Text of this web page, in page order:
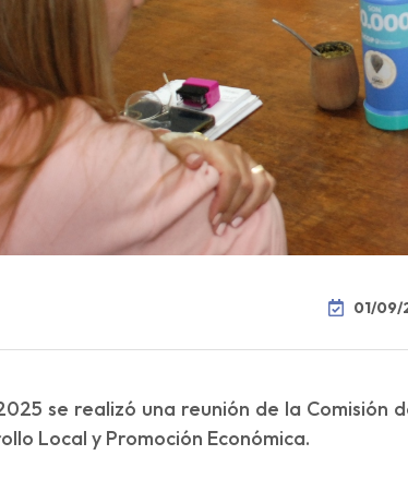
01/09/
se realizó una reunión de la Comisión
Local y Promoción Económica.